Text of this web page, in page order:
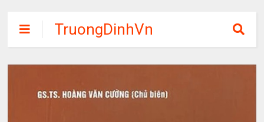
TruongDinhVn
Chia sẽ ebook,
các khóa học,
tập miễn phí